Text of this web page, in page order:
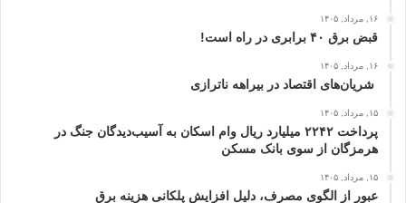
۱۶, مرداد, ۱۴۰۵
قبض برق ۴۰ برابری در راه است!
۱۶, مرداد, ۱۴۰۵
شریان‌های اقتصاد در بیراهه ناترازی
۱۵, مرداد, ۱۴۰۵
پرداخت ۲۲۴۲ میلیارد ریال وام اسکان به آسیب‌دیدگان جنگ در
هرمزگان از سوی بانک مسکن
۱۵, مرداد, ۱۴۰۵
عبور از الگوی مصرف، دلیل افزایش پلکانی هزینه برق